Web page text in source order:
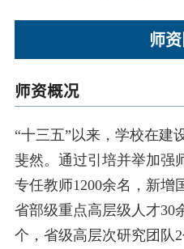
师
师资概况
“十三五”以来，学校在建
斐然。通过引培并举加强
专任教师1200余名，新增
省部级重点高层级人才30
个，省级高层次研究团队